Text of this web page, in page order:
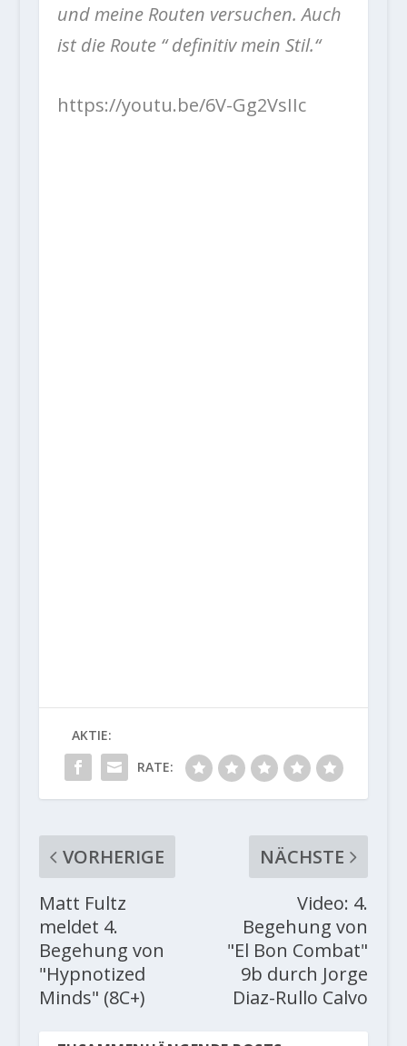
und meine Routen versuchen. Auch
ist die Route “ definitiv mein Stil.“
https://youtu.be/6V-Gg2VsIIc
AKTIE:
RATE:
VORHERIGE
Matt Fultz
meldet 4.
Begehung von
"Hypnotized
Minds" (8C+)
NÄCHSTE
Video: 4.
Begehung von
"El Bon Combat"
9b durch Jorge
Diaz-Rullo Calvo